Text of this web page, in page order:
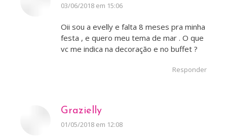
disse:
03/06/2018 em 15:06
Oii sou a evelly e falta 8 meses pra minha
festa , e quero meu tema de mar . O que
vc me indica na decoração e no buffet ?
Responder
Grazielly
disse:
01/05/2018 em 12:08